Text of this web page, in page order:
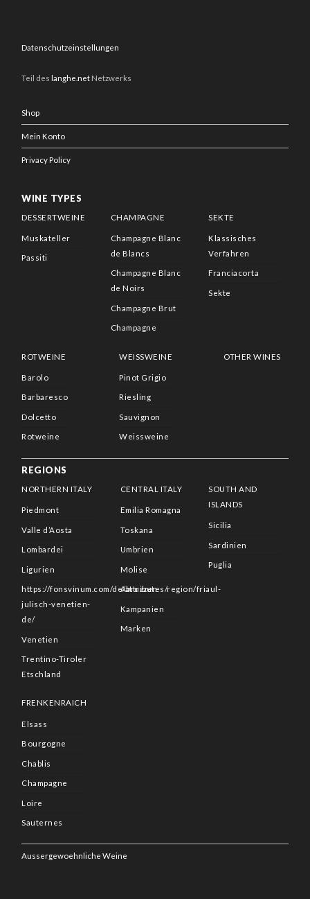
Datenschutzeinstellungen
Teil des langhe.net Netzwerks
Shop
Mein Konto
Privacy Policy
WINE TYPES
DESSERTWEINE
Muskateller
Passiti
CHAMPAGNE
Champagne Blanc
de Blancs
Champagne Blanc
de Noirs
Champagne Brut
Champagne
SEKTE
Klassisches
Verfahren
Franciacorta
Sekte
ROTWEINE
Barolo
Barbaresco
Dolcetto
Rotweine
WEISSWEINE
Pinot Grigio
Riesling
Sauvignon
Weissweine
OTHER WINES
REGIONS
NORTHERN ITALY
Piedmont
Valle d’Aosta
Lombardei
Ligurien
https://fonsvinum.com/de/attributes/region/friaul-
julisch-venetien-
de/
Venetien
Trentino-Tiroler
Etschland
CENTRAL ITALY
Emilia Romagna
Toskana
Umbrien
Molise
Abruzzen
Kampanien
Marken
SOUTH AND
ISLANDS
Sicilia
Sardinien
Puglia
FRENKENRAICH
Elsass
Bourgogne
Chablis
Champagne
Loire
Sauternes
Aussergewoehnliche Weine